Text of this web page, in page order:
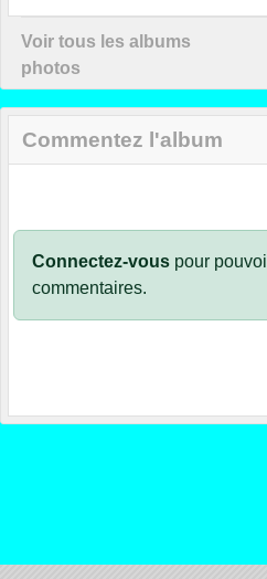
Voir tous les albums
photos
Commentez l'album
Connectez-vous pour
commentaires.